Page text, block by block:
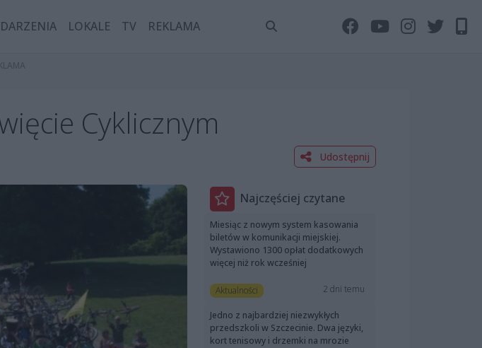
LOKALE TV REKLAMA
Cyklicznym
Udostępnij
Najczęściej czytane
Miesiąc z nowym system kasowania
biletów w komunikacji miejskiej.
Wystawiono 1300 opłat dodatkowych
więcej niż rok wcześniej
Aktualności 2 dni temu
Jedno z najbardziej niezwykłych
przedszkoli w Szczecinie. Dwa języki,
kort tenisowy i drzemki na mrozie